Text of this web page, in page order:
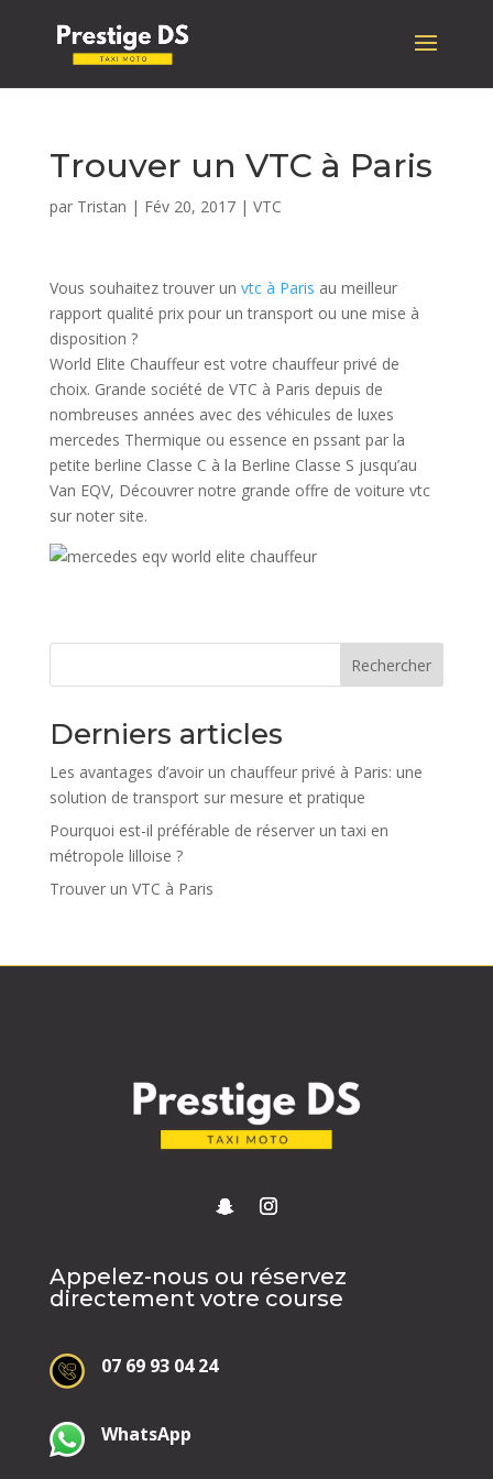
Trouver un VTC à Paris
par Tristan | Fév 20, 2017| VTC
Vous souhaitez trouver un vtc à Paris au meilleur
rapport qualité prix pour un transport ou une mise à
disposition ?
World Elite Chauffeur est votre chauffeur privé de
choix. Grande société de VTC à Paris depuis de
nombreuses années avec des véhicules de luxes
mercedes Thermique ou essence en pssant par la
petite berline Classe C à la Berline Classe S jusqu’au
Van EQV, Découvrer notre grande offre de voiture vtc
sur noter site.
Rechercher
Derniers articles
Les avantages d’avoir un chauffeur privé à Paris: une
solution de transport sur mesure et pratique
Pourquoi est-il préférable de réserver un taxi en
métropole lilloise ?
Trouver un VTC à Paris
Appelez-nous ou réservez
directement votre course
07 69 93 04 24
WhatsApp